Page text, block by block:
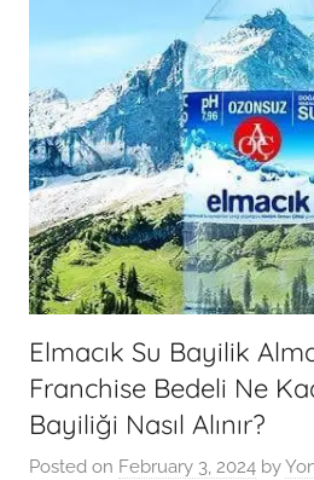
Elmacık Su Bayilik
Franchise Bedeli Ne
Bayiliği Nasıl Alınır?
Posted on February 3, 2024 by